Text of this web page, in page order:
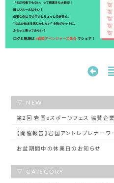
NEW
第2回 岩国eスポーツフェス 協賛企業
【開催報告】岩国アントレプレナーワ
お盆期間中の休業日のお知らせ
CATEGORY